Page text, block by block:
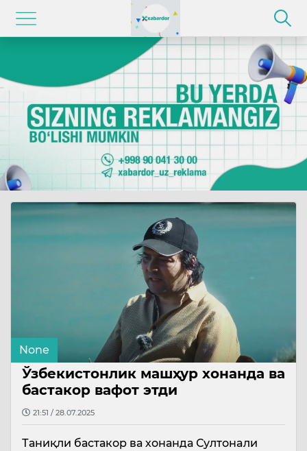
None
Ўзбекистонлик машҳур хонанда ва
бастакор вафот этди
21:51 / 28.07.2025
Таниқли бастакор ва хонанда Султонaли